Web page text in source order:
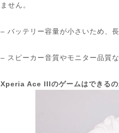
ません。
– バッテリー容量が小さいため、
– スピーカー音質やモニター品質
Xperia Ace IIIのゲームはできるの